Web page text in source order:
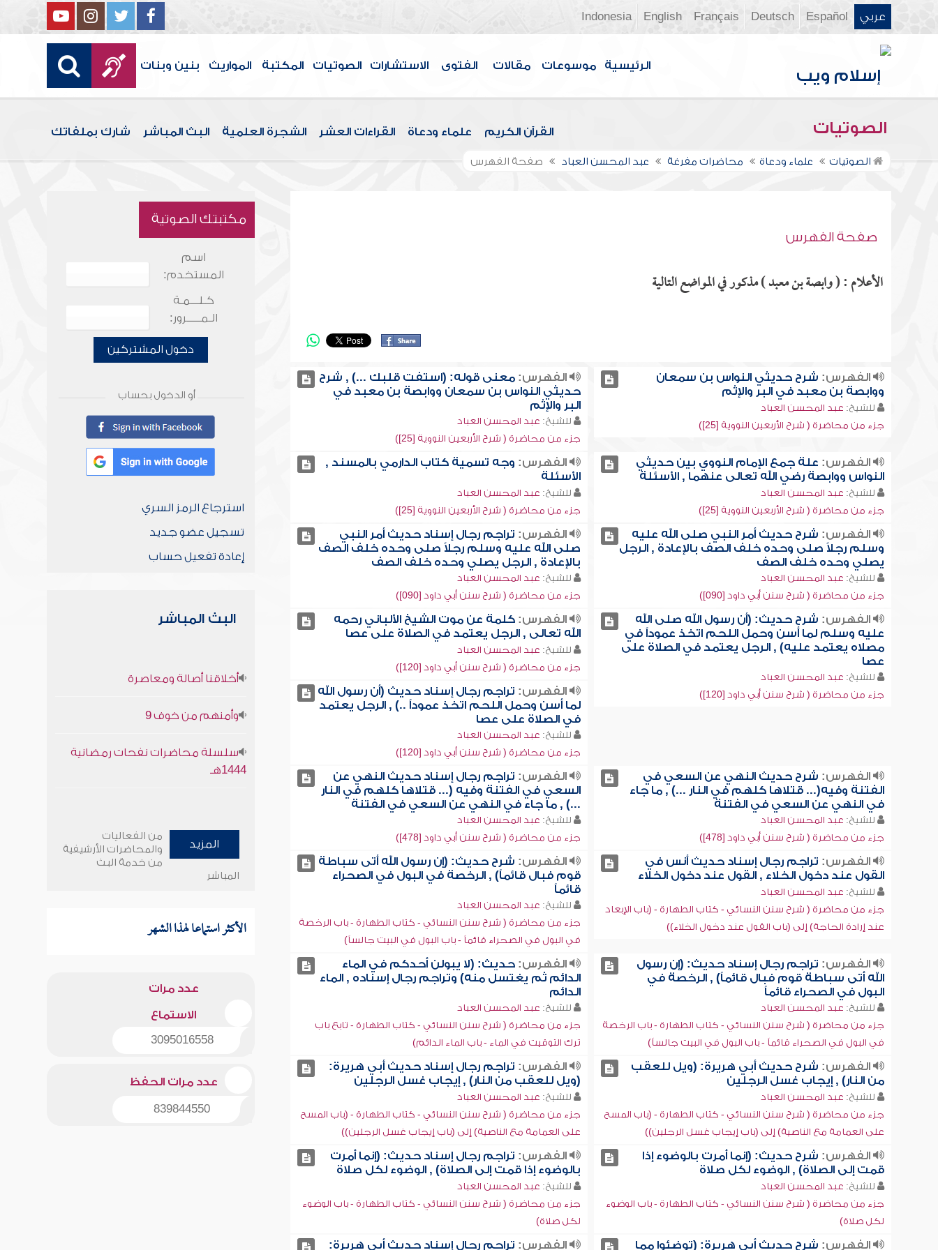
عربي Español
Deutsch
Français
English
Indonesia
الرئيسية موسوعات مقالات الفتوى الاستشارات الصوتيات المكتبة المواريث بنين وبنات
الصوتيات القرآن الكريم علماء ودعاة القراءات العشر الشجرة العلمية البث المباشر شارك بملفاتك
الصوتيات علماء ودعاة محاضرات مفرغة عبد المحسن العباد صفحة الفهرس
صفحة الفهرس
الأعلام : ( وابصة بن معبد ) مذكور في المواضع التالية
الفهرس: شرح حديثي النواس بن سمعان
ووابصة بن معبد في البر والإثم
للشيخ: عبد المحسن العباد
جزء من محاضرة ( شرح الأربعين النووية [25])
الفهرس: معنى قوله: (استفت قلبك ...) , شرح
حديثي النواس بن سمعان ووابصة بن معبد في
البر والإثم
للشيخ: عبد المحسن العباد
جزء من محاضرة ( شرح الأربعين النووية [25])
الفهرس: علة جمع الإمام النووي بين حديثي
النواس ووابصة رضي الله تعالى عنهما , الأسئلة
للشيخ: عبد المحسن العباد
جزء من محاضرة ( شرح الأربعين النووية [25])
الفهرس: وجه تسمية كتاب الدارمي بالمسند ,
الأسئلة
للشيخ: عبد المحسن العباد
جزء من محاضرة ( شرح الأربعين النووية [25])
الفهرس: شرح حديث أمر النبي صلى الله عليه
وسلم رجلاً صلى وحده خلف الصف بالإعادة , الرجل
يصلي وحده خلف الصف
للشيخ: عبد المحسن العباد
جزء من محاضرة ( شرح سنن أبي داود [090])
الفهرس: تراجم رجال إسناد حديث أمر النبي
صلى الله عليه وسلم رجلاً صلى وحده خلف الصف
بالإعادة , الرجل يصلي وحده خلف الصف
للشيخ: عبد المحسن العباد
جزء من محاضرة ( شرح سنن أبي داود [090])
الفهرس: شرح حديث: (أن رسول الله صلى الله
عليه وسلم لما أسن وحمل اللحم اتخذ عموداً في
مصلاه يعتمد عليه) , الرجل يعتمد في الصلاة على
عصا
للشيخ: عبد المحسن العباد
جزء من محاضرة ( شرح سنن أبي داود [120])
الفهرس: كلمة عن موت الشيخ الألباني رحمه
الله تعالى , الرجل يعتمد في الصلاة على عصا
للشيخ: عبد المحسن العباد
جزء من محاضرة ( شرح سنن أبي داود [120])
الفهرس: تراجم رجال إسناد حديث (أن رسول الله
لما أسن وحمل اللحم اتخذ عموداً ..) , الرجل يعتمد
في الصلاة على عصا
للشيخ: عبد المحسن العباد
جزء من محاضرة ( شرح سنن أبي داود [120])
الفهرس: شرح حديث النهي عن السعي في
الفتنة وفيه(... قتلاها كلهم في النار ...) , ما جاء
في النهي عن السعي في الفتنة
للشيخ: عبد المحسن العباد
جزء من محاضرة ( شرح سنن أبي داود [478])
الفهرس: تراجم رجال إسناد حديث النهي عن
السعي في الفتنة وفيه (... قتلاها كلهم في النار
...) , ما جاء في النهي عن السعي في الفتنة
للشيخ: عبد المحسن العباد
جزء من محاضرة ( شرح سنن أبي داود [478])
الفهرس: تراجم رجال إسناد حديث أنس في
القول عند دخول الخلاء , القول عند دخول الخلاء
للشيخ: عبد المحسن العباد
جزء من محاضرة ( شرح سنن النسائي - كتاب الطهارة - (باب الإبعاد
عند إرادة الحاجة) إلى (باب القول عند دخول الخلاء))
الفهرس: شرح حديث: (إن رسول الله أتى سباطة
قوم فبال قائماً) , الرخصة في البول في الصحراء
قائماً
للشيخ: عبد المحسن العباد
جزء من محاضرة ( شرح سنن النسائي - كتاب الطهارة - باب الرخصة
في البول في الصحراء قائماً - باب البول في البيت جالساً)
الفهرس: تراجم رجال إسناد حديث: (إن رسول
الله أتى سباطة قوم فبال قائماً) , الرخصة في
البول في الصحراء قائماً
للشيخ: عبد المحسن العباد
جزء من محاضرة ( شرح سنن النسائي - كتاب الطهارة - باب الرخصة
في البول في الصحراء قائماً - باب البول في البيت جالساً)
الفهرس: حديث: (لا يبولن أحدكم في الماء
الدائم ثم يغتسل منه) وتراجم رجال إسناده , الماء
الدائم
للشيخ: عبد المحسن العباد
جزء من محاضرة ( شرح سنن النسائي - كتاب الطهارة - تابع باب
ترك التوقيت في الماء - باب الماء الدائم)
الفهرس: شرح حديث أبي هريرة: (ويل للعقب
من النار) , إيجاب غسل الرجلين
للشيخ: عبد المحسن العباد
جزء من محاضرة ( شرح سنن النسائي - كتاب الطهارة - (باب المسح
على العمامة مع الناصية) إلى (باب إيجاب غسل الرجلين))
الفهرس: تراجم رجال إسناد حديث أبي هريرة:
(ويل للعقب من النار) , إيجاب غسل الرجلين
للشيخ: عبد المحسن العباد
جزء من محاضرة ( شرح سنن النسائي - كتاب الطهارة - (باب المسح
على العمامة مع الناصية) إلى (باب إيجاب غسل الرجلين))
الفهرس: شرح حديث: (إنما أمرت بالوضوء إذا
قمت إلى الصلاة) , الوضوء لكل صلاة
للشيخ: عبد المحسن العباد
جزء من محاضرة ( شرح سنن النسائي - كتاب الطهارة - باب الوضوء
لكل صلاة)
الفهرس: تراجم رجال إسناد حديث: (إنما أمرت
بالوضوء إذا قمت إلى الصلاة) , الوضوء لكل صلاة
للشيخ: عبد المحسن العباد
جزء من محاضرة ( شرح سنن النسائي - كتاب الطهارة - باب الوضوء
لكل صلاة)
الفهرس: شرح حديث أبي هريرة: (توضئوا مما
الفهرس: تراجم رجال إسناد حديث أبي هريرة:
مكتبتك الصوتية
اسم
المستخدم:
كـلـــمـة
الـمـــــرور:
دخول المشتركين
أو الدخول بحساب
استرجاع الرمز السري
تسجيل عضو جديد
إعادة تفعيل حساب
البث المباشر
أخلاقنا أصالة ومعاصرة
وأمنهم من خوف 9
سلسلة محاضرات نفحات رمضانية
1444هـ
المزيد
من الفعاليات
والمحاضرات الأرشيفية
من خدمة البث
المباشر
الأكثر استماعا لهذا الشهر
عدد مرات
الاستماع
3095016558
عدد مرات الحفظ
839844550